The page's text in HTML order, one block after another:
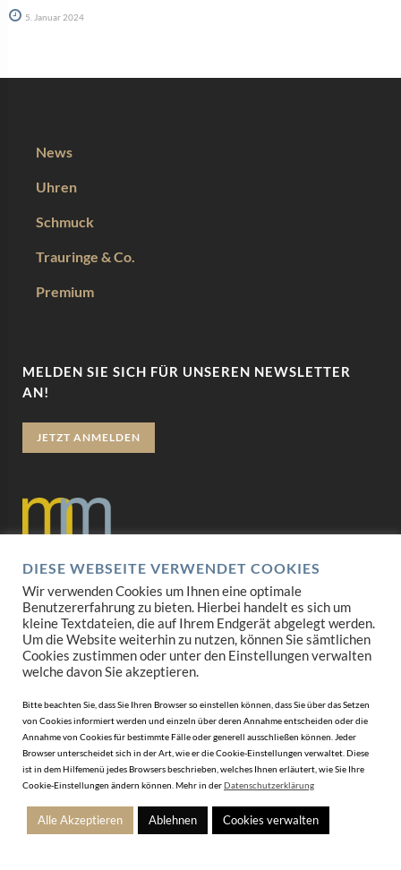
5. Januar 2024
News
Uhren
Schmuck
Trauringe & Co.
Premium
MELDEN SIE SICH FÜR UNSEREN NEWSLETTER
AN!
JETZT ANMELDEN
Datenschutz
Impressum
AGB
DIESE WEBSEITE VERWENDET COOKIES
Wir verwenden Cookies um Ihnen eine optimale
Benutzererfahrung zu bieten. Hierbei handelt es sich um
kleine Textdateien, die auf Ihrem Endgerät abgelegt werden.
Um die Website weiterhin zu nutzen, können Sie sämtlichen
Cookies zustimmen oder unter den Einstellungen verwalten
welche davon Sie akzeptieren.
Bitte beachten Sie, dass Sie Ihren Browser so einstellen können, dass Sie über das Setzen
von Cookies informiert werden und einzeln über deren Annahme entscheiden oder die
Annahme von Cookies für bestimmte Fälle oder generell ausschließen können. Jeder
Browser unterscheidet sich in der Art, wie er die Cookie-Einstellungen verwaltet. Diese
ist in dem Hilfemenü jedes Browsers beschrieben, welches Ihnen erläutert, wie Sie Ihre
Cookie-Einstellungen ändern können. Mehr in derDatenschutzerklärung
Alle Akzeptieren Ablehnen Cookies verwalten